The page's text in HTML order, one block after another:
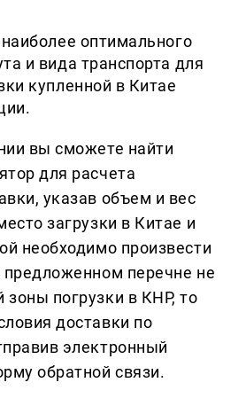
оптимального
и вида транспорта для
купленной в Китае
вы сможете найти
для расчета
указав объем и вес
загрузки в Китае и
необходимо произвести
предложенном перечне не
погрузки в КНР, то
доставки по
электронный
обратной связи.